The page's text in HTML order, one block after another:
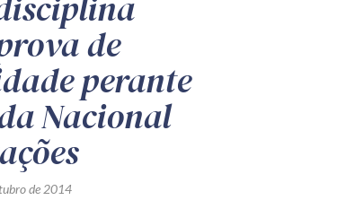
de
perante
Nacional
de 2014